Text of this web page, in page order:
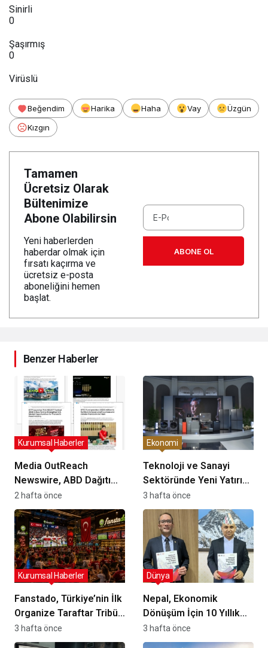
Sinirli
0
Şaşırmış
0
Virüslü
Beğendim Harika Haha Vay
Üzgün
Kızgın
Tamamen
Ücretsiz Olarak
Bültenimize
Abone Olabilirsin
Yeni haberlerden
haberdar olmak için
fırsatı kaçırma ve
ücretsiz e-posta
aboneliğini hemen
başlat.
ABONE OL
Benzer Haberler
Media OutReach
Newswire, ABD Dağıtım
Ağını ve Yapay Zekâ
Görünürlüğünü
Güçlendiriyor
Kurumsal Haberler
2 hafta önce
Teknoloji ve Sanayi
Sektöründe Yeni Yatırım
Dönemi Başladı
Ekonomi
3 hafta önce
Fanstado, Türkiye’nin İlk
Organize Taraftar Tribün
Ağını Kuruyor: İşletmeler
İçin Başvurular Açıldı
Kurumsal Haberler
3 hafta önce
Nepal, Ekonomik
Dönüşüm İçin 10 Yıllık
Verimlilik Planını
Uygulamaya Koyuyor
Dünya
3 hafta önce